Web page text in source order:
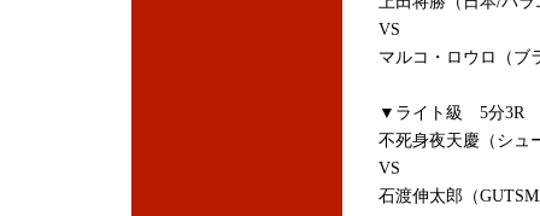
VS
マルコ・ロウロ（ブ
▼ライト級 5分3R
不死身夜天慶（シュ
VS
石渡伸太郎（